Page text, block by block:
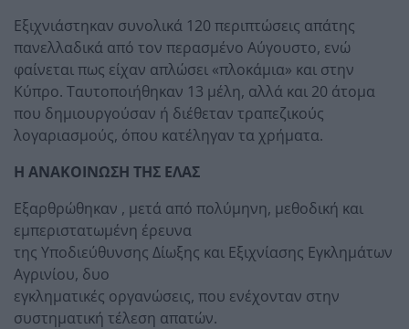
Εξιχνιάστηκαν συνολικά 120 περιπτώσεις απάτης
πανελλαδικά από τον περασμένο Αύγουστο, ενώ
φαίνεται πως είχαν απλώσει «πλοκάμια» και στην
Κύπρο. Ταυτοποιήθηκαν 13 μέλη, αλλά και 20 άτομα
που δημιουργούσαν ή διέθεταν τραπεζικούς
λογαριασμούς, όπου κατέληγαν τα χρήματα.
Η ΑΝΑΚΟΙΝΩΣΗ ΤΗΣ ΕΛΑΣ
Εξαρθρώθηκαν , μετά από πολύμηνη, μεθοδική και
εμπεριστατωμένη έρευνα
της Υποδιεύθυνσης Δίωξης και Εξιχνίασης Εγκλημάτων
Αγρινίου, δυο
εγκληματικές οργανώσεις, που ενέχονταν στην
συστηματική τέλεση απατών.